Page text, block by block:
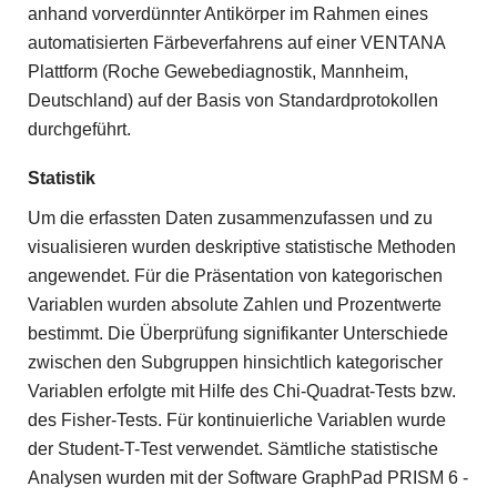
anhand vorverdünnter Antikörper im Rahmen eines
automatisierten Färbeverfahrens auf einer VENTANA
Plattform (Roche Gewebediagnostik, Mannheim,
Deutschland) auf der Basis von Standardprotokollen
durchgeführt.
Statistik
Um die erfassten Daten zusammenzufassen und zu
visualisieren wurden deskriptive statistische Methoden
angewendet. Für die Präsentation von kategorischen
Variablen wurden absolute Zahlen und Prozentwerte
bestimmt. Die Überprüfung signifikanter Unterschiede
zwischen den Subgruppen hinsichtlich kategorischer
Varia­blen erfolgte mit Hilfe des Chi-Quadrat-Tests bzw.
des Fisher-Tests. Für kontinuierliche Variablen wurde
der Student-T-Test verwendet. Sämtliche statistische
Analysen wurden mit der Software GraphPad PRISM 6 ­